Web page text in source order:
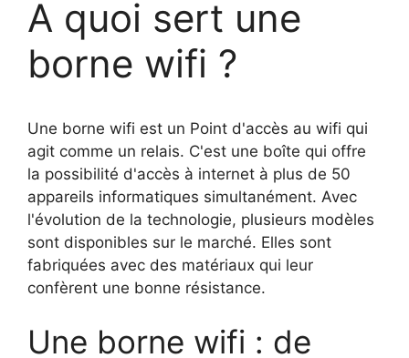
A quoi sert une
borne wifi ?
Une borne wifi est un Point d'accès au wifi qui
agit comme un relais. C'est une boîte qui offre
la possibilité d'accès à internet à plus de 50
appareils informatiques simultanément. Avec
l'évolution de la technologie, plusieurs modèles
sont disponibles sur le marché. Elles sont
fabriquées avec des matériaux qui leur
confèrent une bonne résistance.
Une borne wifi : de